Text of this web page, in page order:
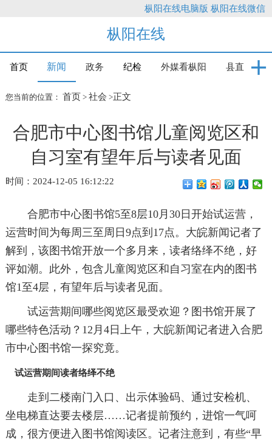
枞阳在线电脑版 枞阳在线微信
枞阳在线
首页 新闻 政务 纪检 外媒看枞阳 县直
您当前的位置： 首页 > 社会 >正文
合肥市中心图书馆儿童阅览区和
自习室有望年后与读者见面
时间：2024-12-05 16:12:22
合肥市中心图书馆5至8层10月30日开始试运营，
运营时间为每周三至周日9点到17点。大皖新闻记者了
解到，该图书馆开放一个多月来，读者络绎不绝，好
评如潮。此外，包含儿童阅览区和自习室在内的图书
馆1至4层，有望年后与读者见面。
试运营期间哪些阅览区最受欢迎？图书馆开展了
哪些特色活动？12月4日上午，大皖新闻记者进入合肥
市中心图书馆一探究竟。
试运营期间读者络绎不绝
走到二楼南门入口、出示体验码、通过安检机、
坐电梯直达要去楼层……记者提前预约，进馆一气呵
成，很方便进入图书馆阅读区。记者注意到，有些“早